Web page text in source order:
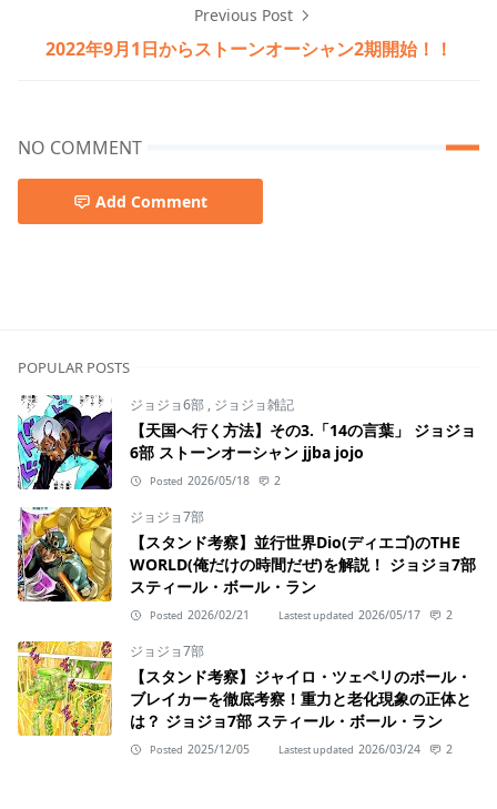
Previous Post
2022年9月1日からストーンオーシャン2期開始！！
NO COMMENT
Add Comment
POPULAR POSTS
ジョジョ6部 , ジョジョ雑記
【天国へ行く方法】その3.「14の言葉」 ジョジョ
6部 ストーンオーシャン jjba jojo
Posted 2026/05/18 2
ジョジョ7部
【スタンド考察】並行世界Dio(ディエゴ)のTHE
WORLD(俺だけの時間だぜ)を解説！ ジョジョ7部
スティール・ボール・ラン
Posted 2026/02/21 Lastest updated 2026/05/17 2
ジョジョ7部
【スタンド考察】ジャイロ・ツェペリのボール・
ブレイカーを徹底考察！重力と老化現象の正体と
は？ ジョジョ7部 スティール・ボール・ラン
Posted 2025/12/05 Lastest updated 2026/03/24 2